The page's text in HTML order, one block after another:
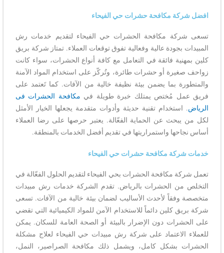
افضل شركة مكافحة حشرات حي الفيحاء
تسعى شركة مكافحة الحشرات حي الفيحاء لتقديم خدمات رش
المبيدات بجودة عالية وفعالية تفوق توقعات العملاء. تمتاز شركة بريق
كلين بمهنية فائقة في التعامل مع كافة أنواع الحشرات، سواء كانت
زواحف صغيرة أو حشرات طائرة، وتُركّز على استخدام المواد الآمنة
والمتطورة بما يضمن بيئة نظيفة خالية من الآفات. كما تَعتمد على
فريق عمل مُختص يمتلك خبرة طويلة في مكافحة الحشرات فى
الرياض. استخدام تقنية حديثة وأدوات متقدمة يجعلها الخيار الأمثل
لكل من يبحث عن الحماية الفعّالة. يعتبر حرصها على رضا العملاء
أساس نجاحها واستمراريتها في تقديم أفضل الخدمات بالمنطقة.
خدمات شركة مكافحة حشرات حي الفيحاء
تعمل شركة مكافحة الحشرات بحي الفيحاء لتقديم الحلول الفعّالة في
التخلص من الحشرات بالرياض. تقدم الشركة خدمات رش مبيدات
متخصصة وفقاً لأحدث الأساليب لضمان بيئة خالية من الآفات. تسعى
شركة بريق كلين دائماً للاستخدام الآمن للمواد الكيميائية التي تقضي
على الحشرات دون الإضرار بالبيئة أو الصحة العامة للسكان. يمكن
للعملاء الاعتماد على شركة رش مبيدات حي الفيحاء لعلاج مشكلة
الحشرات بشكل كامل، ويشمل ذلك مكافحة الصراصير، النمل،